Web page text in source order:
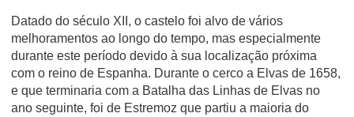
Datado do século XII, o castelo foi alvo de vários
melhoramentos ao longo do tempo, mas especialmente
durante este perí­odo devido à sua localização próxima
com o reino de Espanha. Durante o cerco a Elvas de 1658,
e que terminaria com a Batalha das Linhas de Elvas no
ano seguinte, foi de Estremoz que partiu a maioria do